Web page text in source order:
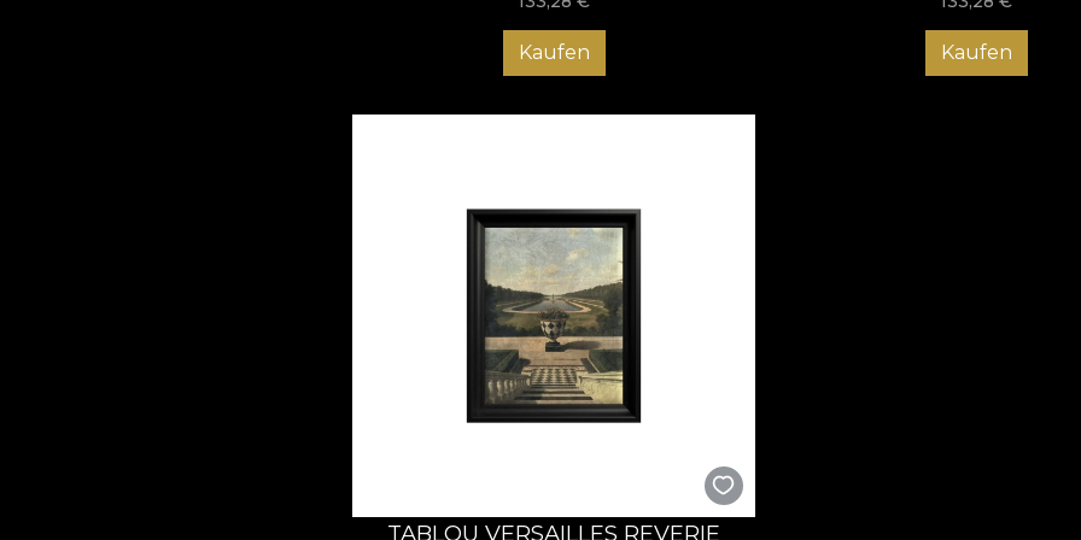
Kaufen Kaufen
TABLOU VERSAILLES REVERIE